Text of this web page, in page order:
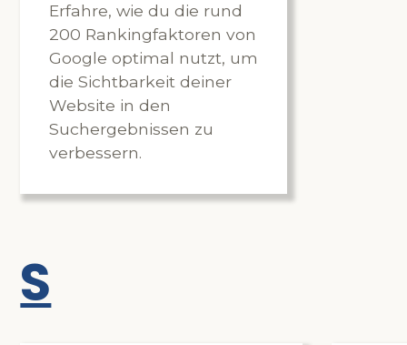
Erfahre, wie du die rund
200 Rankingfaktoren von
Google optimal nutzt, um
die Sichtbarkeit deiner
Website in den
Suchergebnissen zu
verbessern.
S